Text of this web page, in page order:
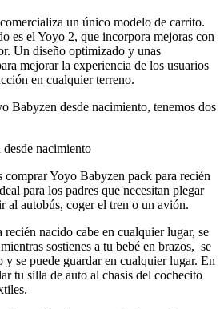
un único modelo de carrito.
es el Yoyo 2, que incorpora mejoras con
Un diseño optimizado y unas
mejorar la experiencia de los usuarios
en cualquier terreno.
Babyzen desde nacimiento, tenemos dos
comprar Yoyo Babyzen pack para recién
para los padres que necesitan plegar
al autobús, coger el tren o un avión.
nacido cabe en cualquier lugar, se
sostienes a tu bebé en brazos, se
se puede guardar en cualquier lugar. En
tu silla de auto al chasis del cochecito